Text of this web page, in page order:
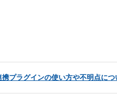
プラグインの使い方や不明点に